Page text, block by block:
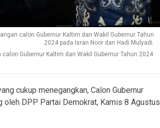
calon Gubernur Kaltim dan Wakil Gubernur Tahun
2024 pada Isran Noor dan Hadi Mulyadi.
Gubernur Kaltim dan Wakil Gubernur Tahun 2024
cukup menegangkan, Calon Gubernur
DPP Partai Demokrat, Kamis 8 Agustus